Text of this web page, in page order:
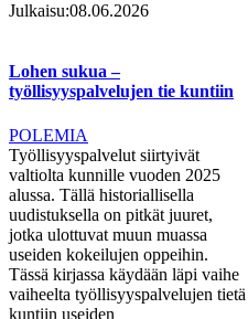
Julkaisu:08.06.2026
Lohen sukua –
työllisyyspalvelujen tie kuntiin
POLEMIA
Työllisyyspalvelut siirtyivät
valtiolta kunnille vuoden 2025
alussa. Tällä historiallisella
uudistuksella on pitkät juuret,
jotka ulottuvat muun muassa
useiden kokeilujen oppeihin.
Tässä kirjassa käydään läpi vaihe
vaiheelta työllisyyspalvelujen tietä
kuntiin useiden